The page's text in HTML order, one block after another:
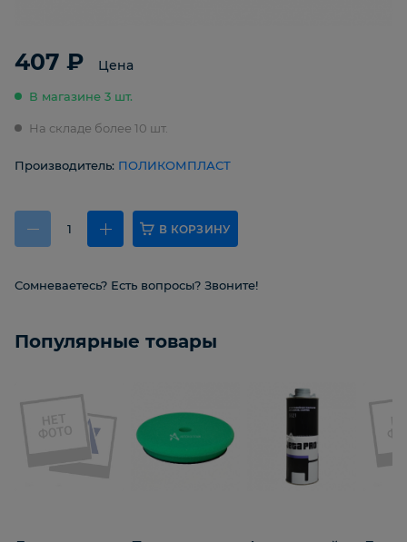
407 ₽ Цена
В магазине 3 шт.
На складе более 10 шт.
Производитель: ПОЛИКОМПЛАСТ
В КОРЗИНУ
Сомневаетесь? Есть вопросы? Звоните!
Популярные товары